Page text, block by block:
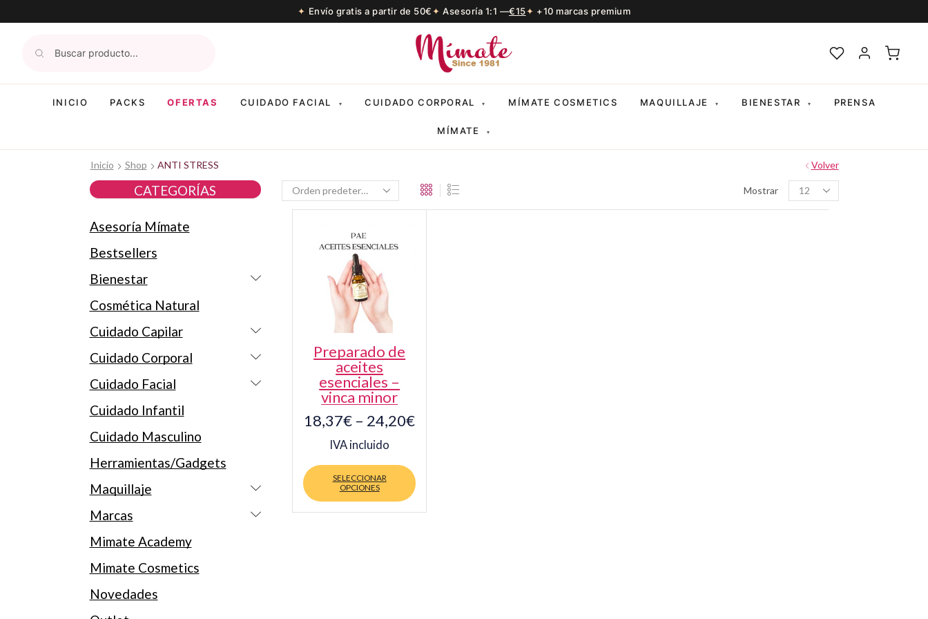
Envío gratis a partir de 50€ Asesoría 1:1 —€15 +10 marcas premium
INICIO PACKS OFERTAS CUIDADO FACIAL ▾ CUIDADO CORPORAL ▾ MÍMATE COSMETICS MAQUILLAJE ▾ BIENESTAR ▾ PRENSA
MÍMATE ▾
Inicio Shop ANTI STRESS Volver
Mostrar
Productos
per
page
preparado de
aceites
esenciales –
vinca minor
18,37€ – 24,20€
IVA incluido
SELECCIONAR
OPCIONES
tiene
CATEGORÍAS
Asesoría Mímate
Bestsellers
Bienestar
Cosmética Natural
Cuidado Capilar
Cuidado Corporal
Cuidado Facial
Cuidado Infantil
Cuidado Masculino
Herramientas/Gadgets
Maquillaje
Marcas
Mimate Academy
Mimate Cosmetics
Novedades